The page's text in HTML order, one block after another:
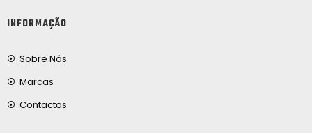
INFORMAÇÃO
Sobre Nós
Marcas
Contactos